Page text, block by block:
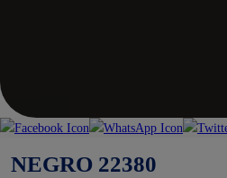
NEGRO 22380